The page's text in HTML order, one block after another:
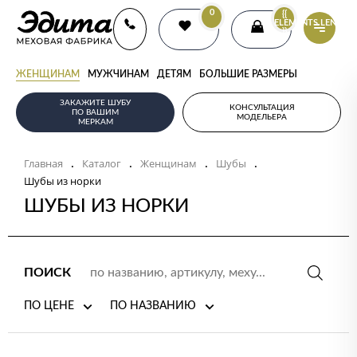
0
{{
ELEMENTS.LENGTH
}}
ЖЕНЩИНАМ МУЖЧИНАМ ДЕТЯМ БОЛЬШИЕ РАЗМЕРЫ
ЗАКАЖИТЕ ШУБУ
ПО ВАШИМ
МЕРКАМ
КОНСУЛЬТАЦИЯ
МОДЕЛЬЕРА
Главная . Каталог . Женщинам . Шубы .
Шубы из норки
ШУБЫ ИЗ НОРКИ
ПОИСК
ПО ЦЕНЕ ПО НАЗВАНИЮ